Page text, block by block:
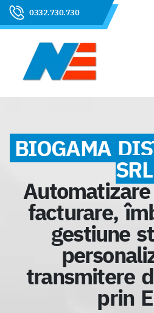
0332.730.730
BIOGAMA
SRL
facturare,
gestiune
transmitere
prin